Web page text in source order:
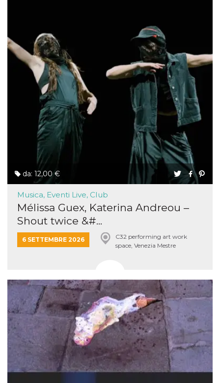
da: 12,00 €
Musica, Eventi Live, Club
Mélissa Guex, Katerina Andreou –
Shout twice &#...
6 SETTEMBRE 2026
C32 performing art work
space, Venezia Mestre